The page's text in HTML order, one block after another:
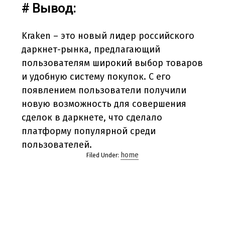
# Вывод:
Kraken – это новый лидер российского
даркнет-рынка, предлагающий
пользователям широкий выбор товаров
и удобную систему покупок. С его
появлением пользователи получили
новую возможность для совершения
сделок в даркнете, что сделало
платформу популярной среди
пользователей.
Filed Under: home